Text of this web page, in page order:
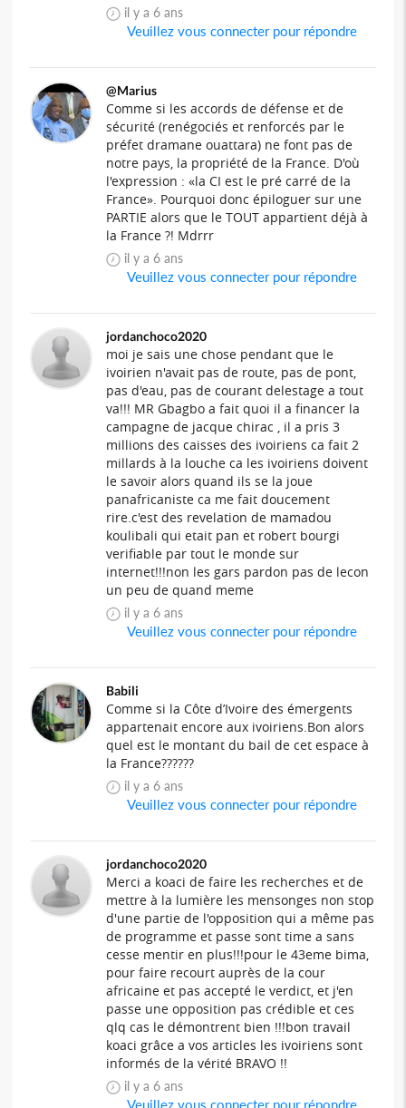
il y a 6 ans
Veuillez vous connecter pour répondre
@Marius
Comme si les accords de défense et de
sécurité (renégociés et renforcés par le
préfet dramane ouattara) ne font pas de
notre pays, la propriété de la France. D'où
l'expression : «la CI est le pré carré de la
France». Pourquoi donc épiloguer sur une
PARTIE alors que le TOUT appartient déjà à
la France ?! Mdrrr
il y a 6 ans
Veuillez vous connecter pour répondre
jordanchoco2020
moi je sais une chose pendant que le
ivoirien n'avait pas de route, pas de pont,
pas d'eau, pas de courant delestage a tout
va!!! MR Gbagbo a fait quoi il a financer la
campagne de jacque chirac , il a pris 3
millions des caisses des ivoiriens ca fait 2
millards à la louche ca les ivoiriens doivent
le savoir alors quand ils se la joue
panafricaniste ca me fait doucement
rire.c'est des revelation de mamadou
koulibali qui etait pan et robert bourgi
verifiable par tout le monde sur
internet!!!non les gars pardon pas de lecon
un peu de quand meme
il y a 6 ans
Veuillez vous connecter pour répondre
Babili
Comme si la Côte d’Ivoire des émergents
appartenait encore aux ivoiriens.Bon alors
quel est le montant du bail de cet espace à
la France??????
il y a 6 ans
Veuillez vous connecter pour répondre
jordanchoco2020
Merci a koaci de faire les recherches et de
mettre à la lumière les mensonges non stop
d'une partie de l'opposition qui a même pas
de programme et passe sont time a sans
cesse mentir en plus!!!pour le 43eme bima,
pour faire recourt auprès de la cour
africaine et pas accepté le verdict, et j'en
passe une opposition pas crédible et ces
qlq cas le démontrent bien !!!bon travail
koaci grâce a vos articles les ivoiriens sont
informés de la vérité BRAVO !!
il y a 6 ans
Veuillez vous connecter pour répondre